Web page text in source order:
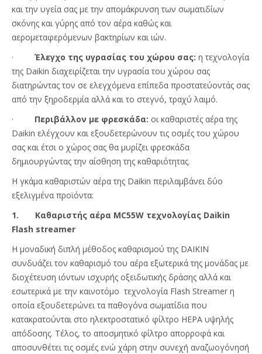
και την υγεία σας με την απομάκρυνση των σωματιδίων
σκόνης και γύρης από τον αέρα καθώς και
αερομεταφερόμενων βακτηρίων και ιών.
· Έλεγχο της υγρασίας του χώρου σας: η τεχνολογία
της Daikin διαχειρίζεται την υγρασία του χώρου σας
διατηρώντας τον σε ελεγχόμενα επίπεδα προστατεύοντάς σας
από την ξηροδερμία αλλά και το στεγνό, τραχύ λαιμό.
· Περιβάλλον με φρεσκάδα: οι καθαριστές αέρα της
Daikin ελέγχουν και εξουδετερώνουν τις οσμές του χώρου
σας και έτσι ο χώρος σας θα μυρίζει φρεσκάδα
δημιουργώντας την αίσθηση της καθαριότητας.
Η γκάμα καθαριστών αέρα της Daikin περιλαμβάνει δύο
εξελιγμένα προϊόντα:
1. Καθαριστής αέρα MC55W τεχνολογίας Daikin
Flash streamer
Η μοναδική διπλή μέθοδος καθαρισμού της DAIKIN
συνδυάζει τον καθαρισμό του αέρα εξωτερικά της μονάδας με
διοχέτευση ιόντων ισχυρής οξειδωτικής δράσης αλλά και
εσωτερικά με την καινοτόμο τεχνολογία Flash Streamer η
οποία εξουδετερώνει τα παθογόνα σωματίδια που
κατακρατούνται στο ηλεκτροστατικό φίλτρο HEPA υψηλής
απόδοσης. Τέλος, το αποσμητικό φίλτρο απορροφά και
αποσυνθέτει τις οσμές ενώ χάρη στην συνεχή αναζωογόνησή